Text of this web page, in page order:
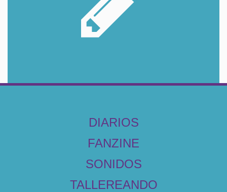
DIARIOS
FANZINE
SONIDOS
TALLEREANDO